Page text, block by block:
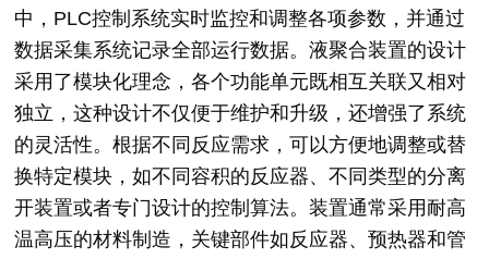
中，PLC控制系统实时监控和调整各项参数，并通过
数据采集系统记录全部运行数据。液聚合装置的设计
采用了模块化理念，各个功能单元既相互关联又相对
独立，这种设计不仅便于维护和升级，还增强了系统
的灵活性。根据不同反应需求，可以方便地调整或替
换特定模块，如不同容积的反应器、不同类型的分离
开装置或者专门设计的控制算法。装置通常采用耐高
温高压的材料制造，关键部件如反应器、预热器和管